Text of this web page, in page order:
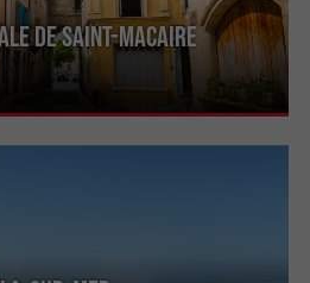
de Saint-Macaire